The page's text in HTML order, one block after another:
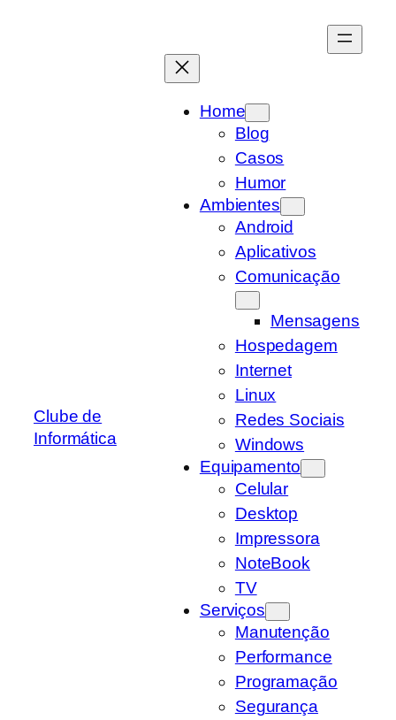
Clube de
Informática
Home
Blog
Casos
Humor
Ambientes
Android
Aplicativos
Comunicação
Mensagens
Hospedagem
Internet
Linux
Redes Sociais
Windows
Equipamento
Celular
Desktop
Impressora
NoteBook
TV
Serviços
Manutenção
Performance
Programação
Segurança